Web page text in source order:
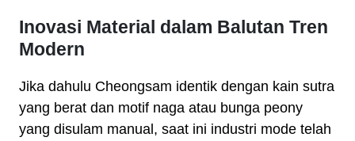
Inovasi Material dalam Balutan Tren
Modern
Jika dahulu Cheongsam identik dengan kain sutra
yang berat dan motif naga atau bunga peony
yang disulam manual, saat ini industri mode telah